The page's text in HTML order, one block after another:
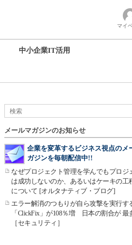
マイ
中小企業IT活用
メールマガジンのお知らせ
企業を変革するビジネス視点のメ
ガジンを毎朝配信中!!
なぜプロジェクト管理を学んでもプロジ
は成功しないのか、あるいはケーキの工
について [オルタナティブ・ブログ]
エラー解消のつもりが自ら攻撃を実行す
「ClickFix」が108％増 日本の割合が 最
［セキュリティ］